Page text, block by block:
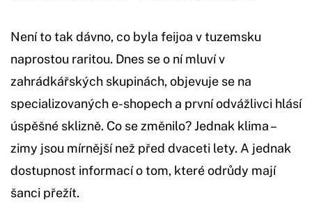
Není to tak dávno, co byla feijoa v tuzemsku
naprostou raritou. Dnes se o ní mluví v
zahrádkářských skupinách, objevuje se na
specializovaných e-shopech a první odvážlivci hlásí
úspěšné sklizně. Co se změnilo? Jednak klima –
zimy jsou mírnější než před dvaceti lety. A jednak
dostupnost informací o tom, které odrůdy mají
šanci přežít.